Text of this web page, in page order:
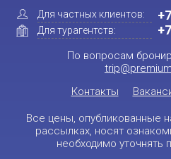
Для частных клиентов:
Для турагентств:
По вопросам
Контакты
Все цены, опубликованные
рассылках, носят
необходимо уточнять